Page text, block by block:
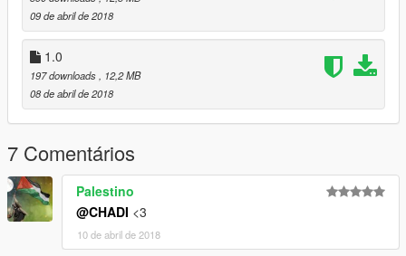
09 de abril de 2018
1.0
197 downloads
, 12,2 MB
08 de abril de 2018
7 Comentários
Palestino
@CHADI <3
10 de abril de 2018